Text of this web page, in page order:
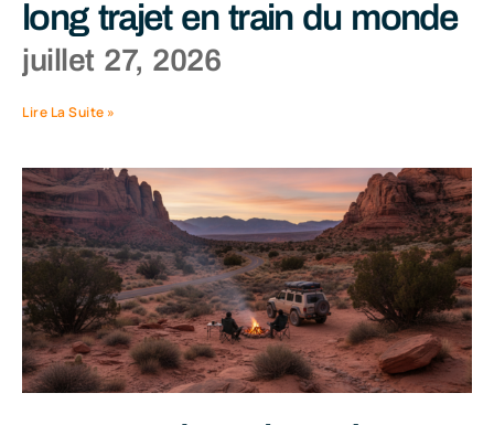
long trajet en train du monde
juillet 27, 2026
Lire La Suite »